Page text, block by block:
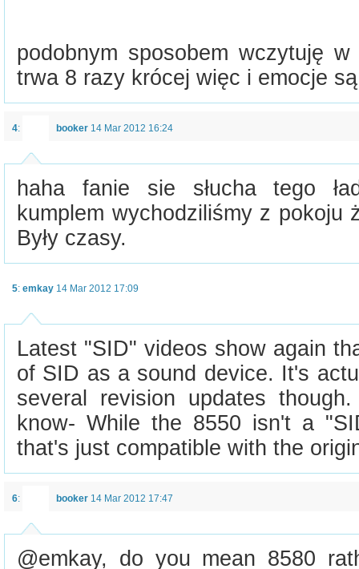
podobnym sposobem wczytuję
trwa 8 razy krócej więc i emocje
4: booker 14 Mar 2012 16:24
haha fanie sie słucha tego
kumplem wychodziliśmy z pokoju
Były czasy.
5: emkay 14 Mar 2012 17:09
Latest "SID" videos show again
of SID as a sound device. It's
several revision updates
know- While the 8550 isn't a
that's just compatible with the
6: booker 14 Mar 2012 17:47
@emkay, do you mean 8580